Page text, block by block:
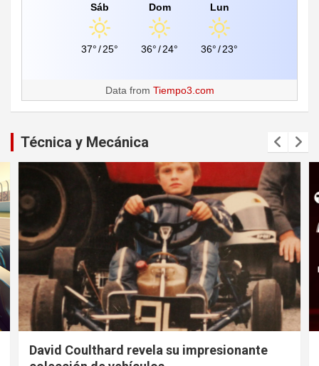
Sáb
37°/25°
Dom
36°/24°
Lun
36°/23°
Data from Tiempo3.com
Técnica y Mecánica
David Coulthard revela su impresionante